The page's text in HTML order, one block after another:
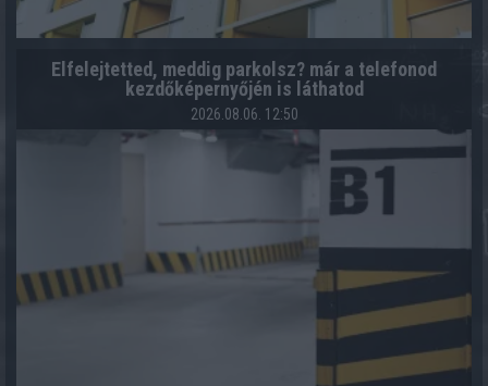
Elfelejtetted, meddig parkolsz? már a telefonod
kezdőképernyőjén is láthatod
2026.08.06. 12:50